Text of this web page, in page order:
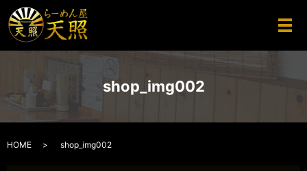
メ
shop_img002
HOME shop_img002